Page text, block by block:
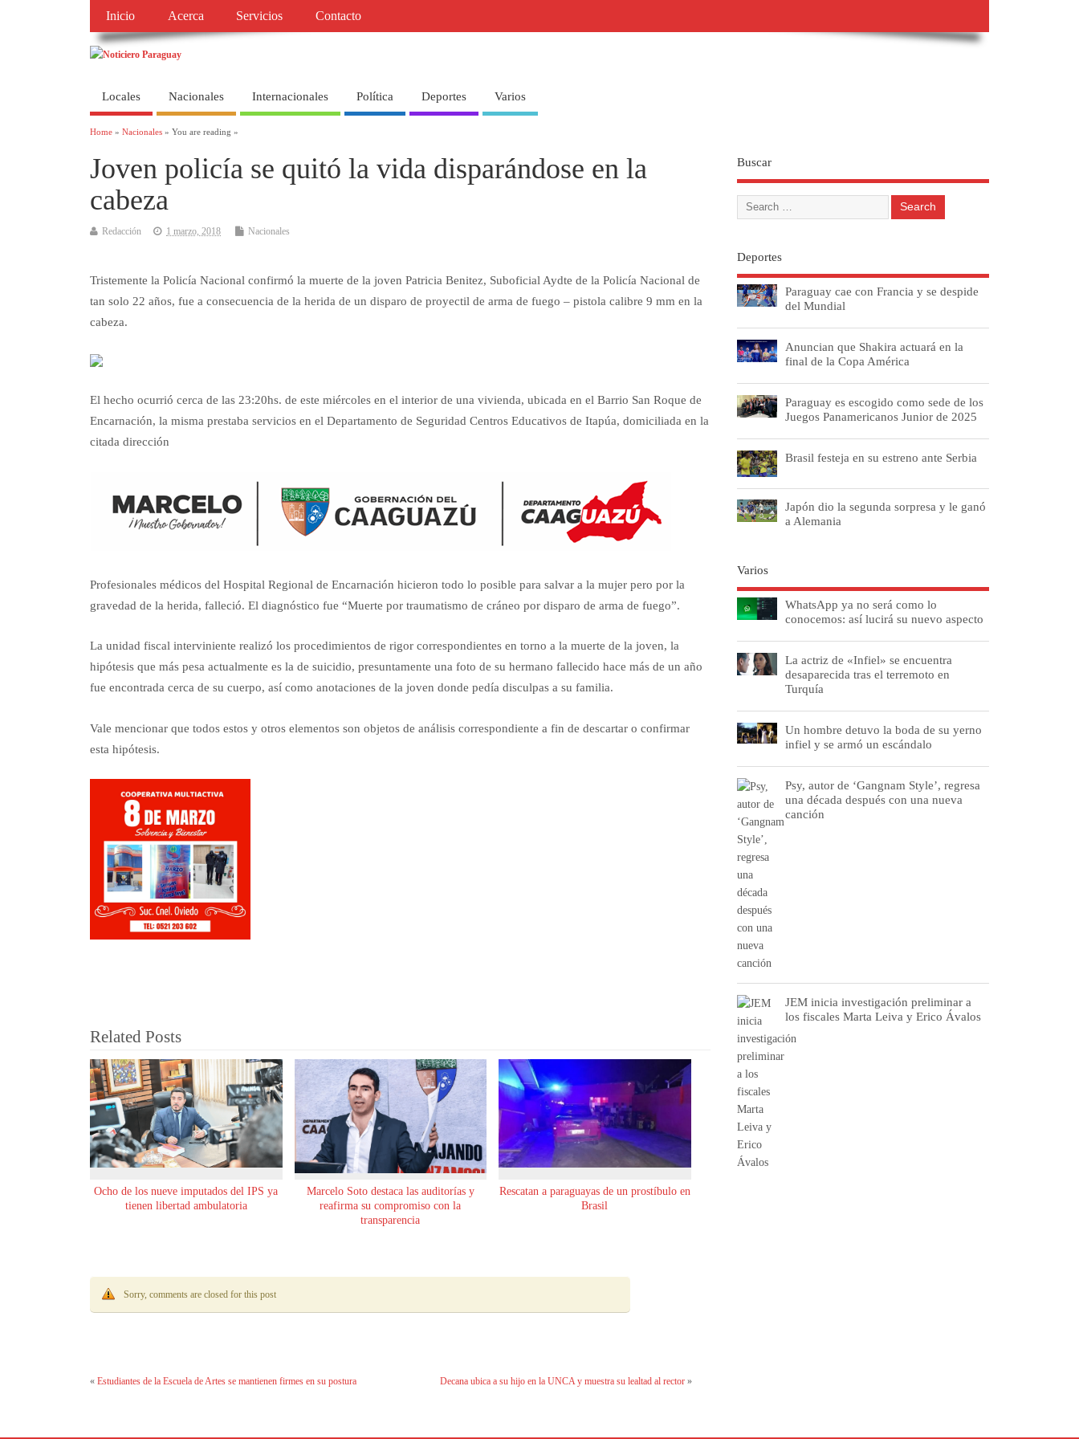
Inicio Acerca Servicios Contacto
Locales Nacionales Internacionales Política Deportes Varios
Home » Nacionales » You are reading »
Joven policía se quitó la vida disparándose en la
cabeza
Redacción 1 marzo, 2018 Nacionales
Tristemente la Policía Nacional confirmó la muerte de la joven Patricia Benitez, Suboficial Aydte de la Policía Nacional de
tan solo 22 años, fue a consecuencia de la herida de un disparo de proyectil de arma de fuego – pistola calibre 9 mm en la
cabeza.
El hecho ocurrió cerca de las 23:20hs. de este miércoles en el interior de una vivienda, ubicada en el Barrio San Roque de
Encarnación, la misma prestaba servicios en el Departamento de Seguridad Centros Educativos de Itapúa, domiciliada en la
citada dirección
Profesionales médicos del Hospital Regional de Encarnación hicieron todo lo posible para salvar a la mujer pero por la
gravedad de la herida, falleció. El diagnóstico fue “Muerte por traumatismo de cráneo por disparo de arma de fuego”.
La unidad fiscal interviniente realizó los procedimientos de rigor correspondientes en torno a la muerte de la joven, la
hipótesis que más pesa actualmente es la de suicidio, presuntamente una foto de su hermano fallecido hace más de un año
fue encontrada cerca de su cuerpo, así como anotaciones de la joven donde pedía disculpas a su familia.
Vale mencionar que todos estos y otros elementos son objetos de análisis correspondiente a fin de descartar o confirmar
esta hipótesis.
Related Posts
Ocho de los nueve imputados del IPS ya
tienen libertad ambulatoria
Marcelo Soto destaca las auditorías y
reafirma su compromiso con la
transparencia
Rescatan a paraguayas de un prostíbulo en
Brasil
Sorry, comments are closed for this post
« Estudiantes de la Escuela de Artes se mantienen firmes en su postura Decana ubica a su hijo en la UNCA y muestra su lealtad al rector»
Buscar
Deportes
Paraguay cae con Francia y se despide
del Mundial
Anuncian que Shakira actuará en la
final de la Copa América
Paraguay es escogido como sede de los
Juegos Panamericanos Junior de 2025
Brasil festeja en su estreno ante Serbia
Japón dio la segunda sorpresa y le ganó
a Alemania
Varios
WhatsApp ya no será como lo
conocemos: así lucirá su nuevo aspecto
La actriz de «Infiel» se encuentra
desaparecida tras el terremoto en
Turquía
Un hombre detuvo la boda de su yerno
infiel y se armó un escándalo
Psy, autor de ‘Gangnam Style’, regresa
una década después con una nueva
canción
JEM inicia investigación preliminar a
los fiscales Marta Leiva y Erico Ávalos